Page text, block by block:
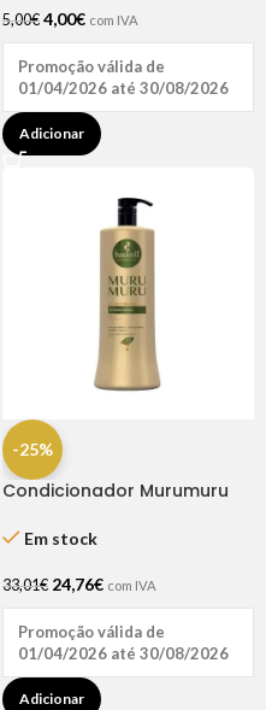
5,00€ 4,00€ com IVA
Promoção válida de
01/04/2026 até 30/08/2026
Adicionar
-25%
Condicionador Murumuru
Em stock
33,01€ 24,76€ com IVA
Promoção válida de
01/04/2026 até 30/08/2026
Adicionar